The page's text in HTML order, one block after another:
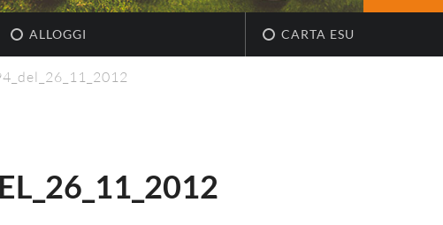
ALLOGGI CARTA ESU